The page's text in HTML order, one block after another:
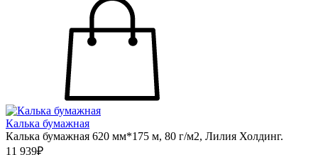
Калька бумажная
Калька бумажная 620 мм*175 м, 80 г/м2, Лилия Холдинг.
11 939₽